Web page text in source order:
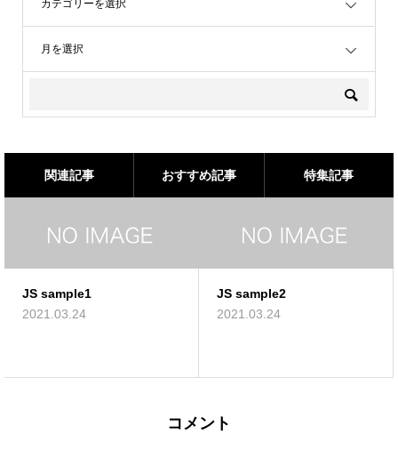
関連記事 おすすめ記事 特集記事
コメント